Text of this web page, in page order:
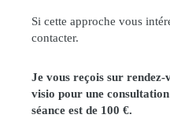
Si cette approche vous
contacter.
Je vous reçois sur rendez-
visio pour une
séance est de 100 €.